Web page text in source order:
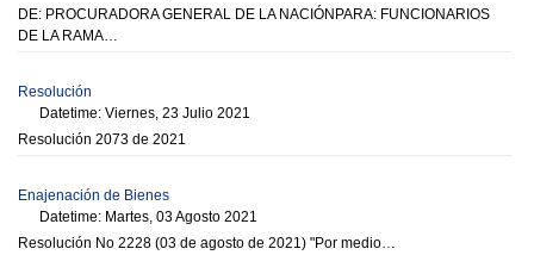
DE: PROCURADORA GENERAL DE LA NACIÓNPARA: FUNCIONARIOS
DE LA RAMA…
Resolución
Datetime: Viernes, 23 Julio 2021
Resolución 2073 de 2021
Enajenación de Bienes
Datetime: Martes, 03 Agosto 2021
Resolución No 2228 (03 de agosto de 2021) "Por medio…